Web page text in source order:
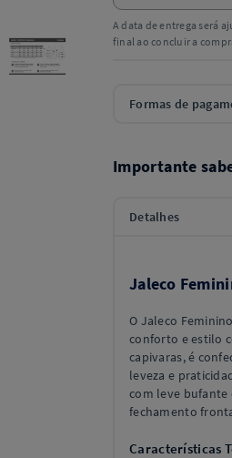
A data de entrega será
final ao concluir a
Formas de
Importante
Detalhes
Jaleco
O Jaleco
conforto e estilo
capivaras, é
leveza e
com leve bufante
fechamento
Características